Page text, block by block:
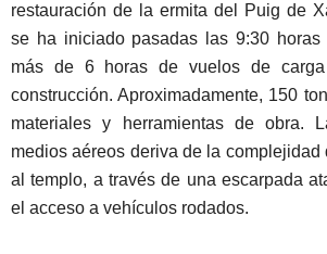
restauración de la ermita del Puig de
se ha iniciado pasadas las 9:30
más de 6 horas de vuelos de
construcción. Aproximadamente, 150
materiales y herramientas de obra.
medios aéreos deriva de la complejidad
al templo, a través de una escarpada
el acceso a vehículos rodados.